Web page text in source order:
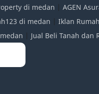
di medan | AGEN
di medan | Iklan
| Jual Beli Tanah dan